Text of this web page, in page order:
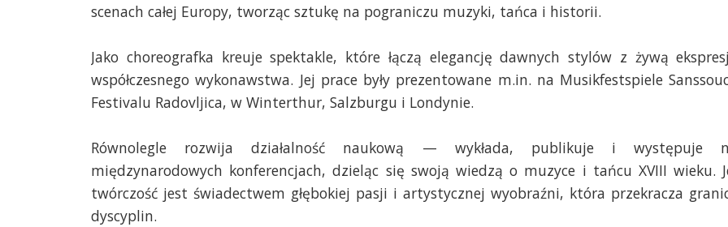
scenach całej Europy, tworząc sztukę na pograniczu muzyki, tańca i historii.
Jako choreografka kreuje spektakle, które łączą elegancję dawnych stylów z żywą
współczesnego wykonawstwa. Jej prace były prezentowane m.in. na Musikfestspiele
Festivalu Radovljica, w Winterthur, Salzburgu i Londynie.
Równolegle rozwija działalność naukową — wykłada, publikuje i występuje
międzynarodowych konferencjach, dzieląc się swoją wiedzą o muzyce i tańcu XVIII wieku.
twórczość jest świadectwem głębokiej pasji i artystycznej wyobraźni, która przekracza
dyscyplin.